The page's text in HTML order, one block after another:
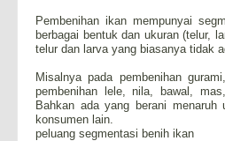
Pembenihan ikan mempunyai
berbagai bentuk dan ukuran (telur,
telur dan larva yang biasanya tidak
Misalnya pada pembenihan
pembenihan lele, nila, bawal,
Bahkan ada yang berani
konsumen lain.
peluang segmentasi benih ikan